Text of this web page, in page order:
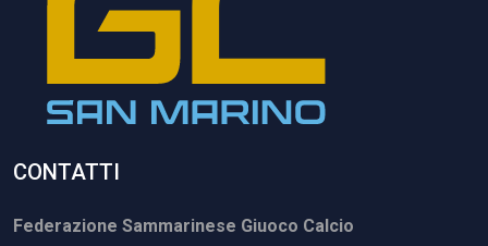
CONTATTI
Federazione Sammarinese Giuoco Calcio